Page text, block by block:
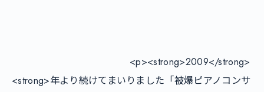
<strong>年より続けてまいりました「被爆ピアノコンサ